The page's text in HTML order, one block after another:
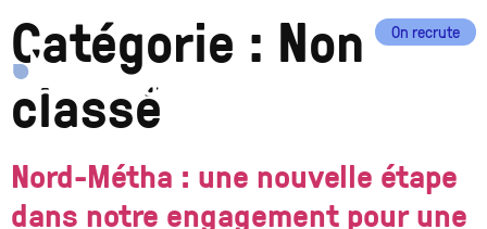
On recrute
Catégorie : Non
classé
Nord-Métha : une nouvelle étape
dans notre engagement pour une